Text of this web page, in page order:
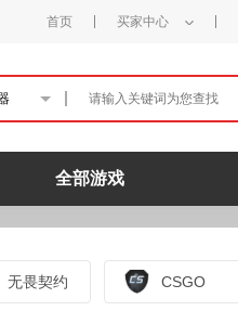
首页 买家中心
全部游戏
无畏契约 CSGO